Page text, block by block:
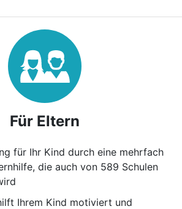
Für Eltern
für Ihr Kind durch eine mehrfach
die auch von 589 Schulen
Ihrem Kind motiviert und